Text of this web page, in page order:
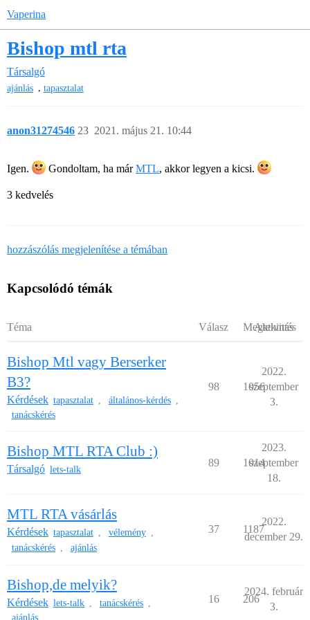
Vaperina
Bishop mtl rta
Társalgó
ajánlás , tapasztalat
anon31274546 2021. május 21. 10:44
23
Igen. Gondoltam, ha márMTL, akkor legyen a kicsi.
3 kedvelés
hozzászólás megjelenítése a témában
Kapcsolódó témák
Téma Válasz Megtekintés
Aktivitás
Bishop Mtl vagy Berserker
B3?
Kérdések tapasztalat , általános-kérdés ,
tanácskérés
98 1056
2022.
szeptember
3.
Bishop MTL RTA Club :)
Társalgó lets-talk
89 1014
2023.
szeptember
18.
MTL RTA vásárlás
Kérdések tapasztalat , vélemény ,
tanácskérés , ajánlás
37 1187
2022.
december 29.
Bishop,de melyik?
Kérdések lets-talk , tanácskérés ,
ajánlás
16 206
2024. február
3.